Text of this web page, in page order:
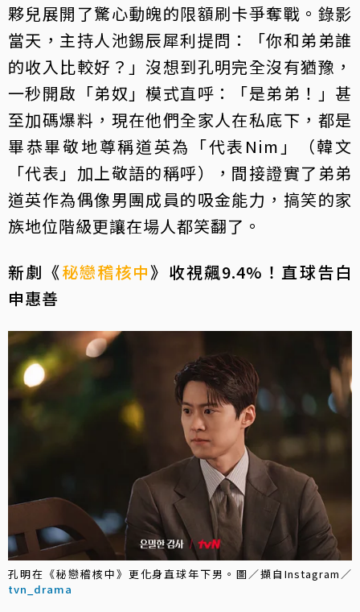
夥兒展開了驚心動魄的限額刷卡爭奪戰。錄影
當天，主持人池錫辰犀利提問：「你和弟弟誰
的收入比較好？」沒想到孔明完全沒有猶豫，
一秒開啟「弟奴」模式直呼：「是弟弟！」甚
至加碼爆料，現在他們全家人在私底下，都是
畢恭畢敬地尊稱道英為「代表Nim」（韓文
「代表」加上敬語的稱呼），間接證實了弟弟
道英作為偶像男團成員的吸金能力，搞笑的家
族地位階級更讓在場人都笑翻了。
新劇《秘戀稽核中》收視飆9.4%！直球告白
申惠善
孔明在《秘戀稽核中》更化身直球年下男。圖／擷自Instagram／
tvn_drama